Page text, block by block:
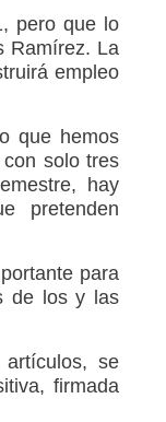
pero que lo
Ramírez. La
empleo
que hemos
solo tres
hay
pretenden
para
de los y las
se
firmada